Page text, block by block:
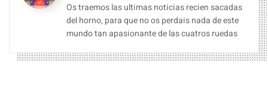
Os traemos las ultimas noticias recien sacadas
del horno, para que no os perdais nada de este
mundo tan apasionante de las cuatros ruedas